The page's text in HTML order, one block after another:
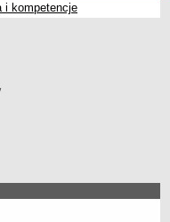
i kompetencje